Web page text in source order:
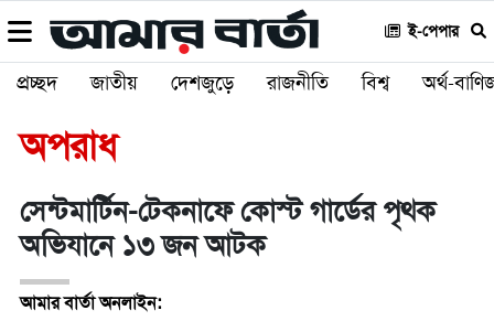
ই-পেপার
প্রচ্ছদ জাতীয় দেশজুড়ে রাজনীতি বিশ্ব অর্থ-
অপরাধ
সেন্টমার্টিন-টেকনাফে কোস্ট গার্ডের পৃথক
অভিযানে ১৩ জন আটক
আমার বার্তা অনলাইন: